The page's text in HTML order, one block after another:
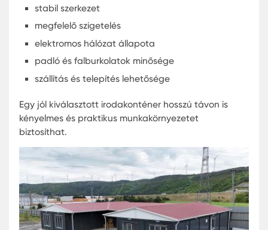
a nyílászárók minősége
a fűtés és klíma
az egyedi kialakítás
Sok cég számára az irodakonténer még így is
kedvezőbb alternatíva a hagyományos építéssel
szemben.
Új vagy használt
melyik jobb?
Ez leginkább a költségkerettől és a tervezett
használattól függ. Az új irodakonténer modern
kialakítást, hosszabb élettartamot és jobb